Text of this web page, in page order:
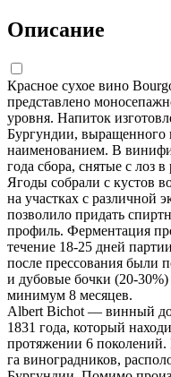
Описание
Красное сухое вино
представлено
уровня. Напиток
Бургундии, выращенного
наименованием. В
года сбора, снятые с лоз
Ягоды собрали с кустов
на участках с различной
позволило придать
профиль. Ферментация
течение 18-25 дней
после прессования были
и дубовые бочки (20-
минимум 8 месяцев.
Albert Bichot — винный
1831 года, который
протяжении 6
га виноградников,